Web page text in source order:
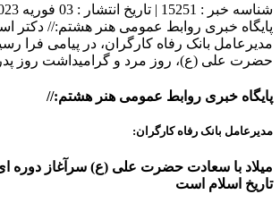
شناسه خبر : 15251 | تاریخ انتشار : 03 فوریه 2023 - 15:48 |
پایگاه خبری روابط عمومی هنر هشتم:// دکتر
مدیرعامل بانک رفاه کارگران، در پیامی فرا
حضرت علی (ع)، روز مرد و گرامیداشت روز
پایگاه خبری روابط عمومی هنر هشتم://
مدیرعامل بانک رفاه کارگران:
میلاد با سعادت حضرت علی (ع) سرآغاز دوره
تاریخ اسلام است